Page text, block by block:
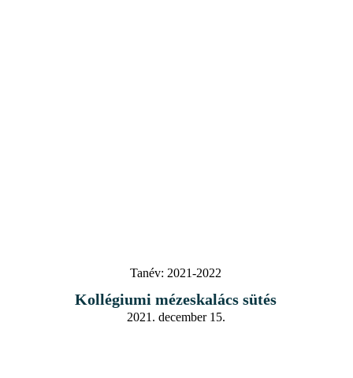
Tanév: 2021-2022
Kollégiumi mézeskalács sütés
2021. december 15.